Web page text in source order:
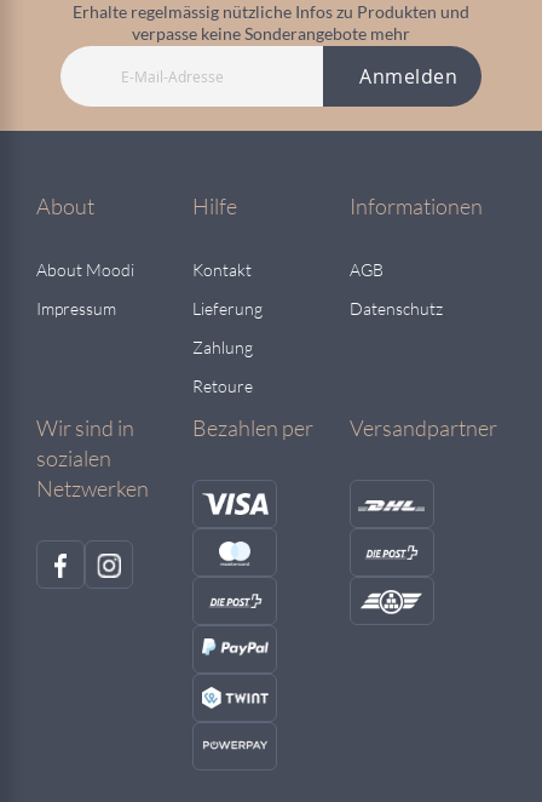
Erhalte regelmässig nützliche Infos zu Produkten und
verpasse keine Sonderangebote mehr
Anmelden
About
About Moodi
Impressum
Hilfe
Kontakt
Lieferung
Zahlung
Retoure
Informationen
AGB
Datenschutz
Wir sind in
sozialen
Netzwerken
Bezahlen per Versandpartner